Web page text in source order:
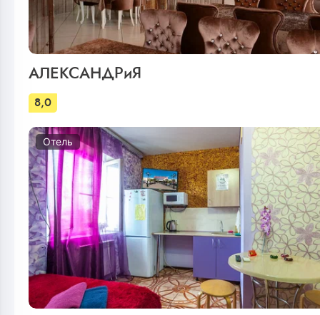
АЛЕКСАНДРиЯ
8,0
Отель